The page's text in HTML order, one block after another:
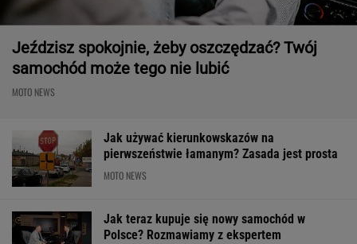
Jeździsz spokojnie, żeby oszczędzać? Twój
samochód może tego nie lubić
MOTO NEWS
Jak używać kierunkowskazów na
pierwszeństwie łamanym? Zasada jest prosta
MOTO NEWS
Jak teraz kupuje się nowy samochód w
Polsce? Rozmawiamy z ekspertem